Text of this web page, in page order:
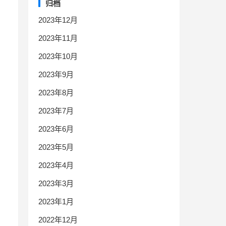
归档
2023年12月
2023年11月
2023年10月
2023年9月
2023年8月
2023年7月
2023年6月
2023年5月
2023年4月
2023年3月
2023年1月
2022年12月